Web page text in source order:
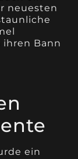
neuesten
ihren Bann
ein